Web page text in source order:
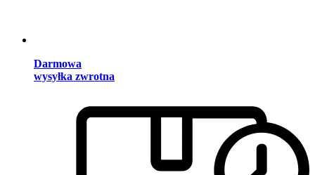
Darmowa
wysyłka zwrotna